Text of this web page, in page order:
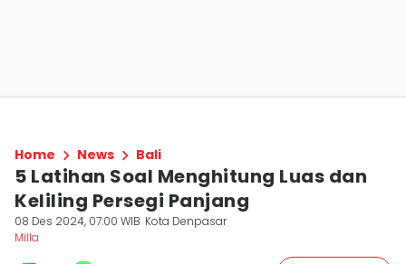
Home News Bali
5 Latihan Soal Menghitung Luas dan
Keliling Persegi Panjang
08 Des 2024, 07:00 WIB Kota Denpasar
Milla